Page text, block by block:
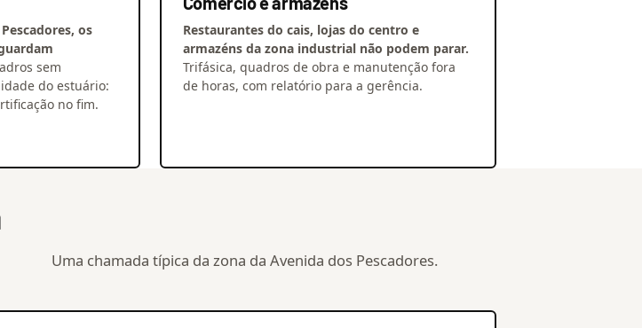
os
sem
do estuário:
no fim.
Restaurantes do cais, lojas do centro e
armazéns da zona industrial não podem parar.
Trifásica, quadros de obra e manutenção fora
de horas, com relatório para a gerência.
Uma chamada típica da zona da Avenida dos Pescadores.